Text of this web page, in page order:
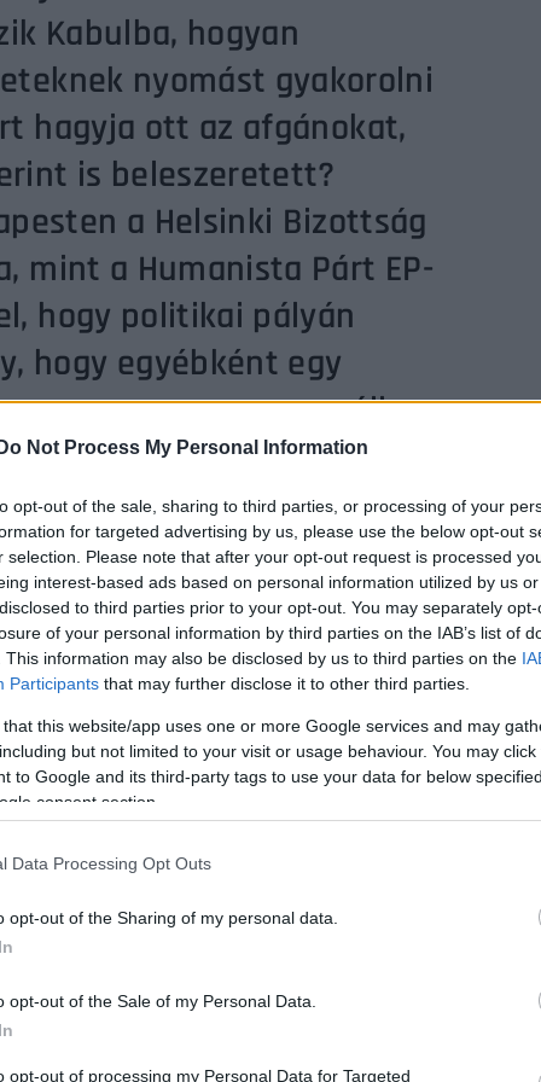
Do Not Process My Personal Information
opt-out of the sale, sharing to third parties, or processing of your
for targeted advertising by us, please use the below opt-out
selection. Please note that after your opt-out request is processed
interest-based ads based on personal information utilized by us
to third parties prior to your opt-out. You may separately
of your personal information by third parties on the IAB’s list of
This information may also be disclosed by us to third parties on the
Participants that may further disclose it to other third parties.
that this website/app uses one or more Google services and may
but not limited to your visit or usage behaviour. You may
to Google and its third-party tags to use your data for below
consent section.
Data Processing Opt Outs
opt-out of the Sharing of my personal data.
opt-out of the Sale of my Personal Data.
opt-out of processing my Personal Data for Targeted
Kabulba, hogyan
nyomást gyakorolni
hagyja ott az afgánokat,
is beleszeretett?
a Helsinki Bizottság
mint a Humanista Párt EP-
hogy politikai pályán
hogy egyébként egy
ez nagyon messze áll
lesz önálló politikai
férjét? Kicsoda
politikusnő életrajzában
a választ.
honlapján, rengeteg kérdés fogalmazódott
a Szegedi Tudományegyetem kommunikáció
jogi karán találta magát.
és amerikai lapoknak, illetve hírügynökségeknek
és politikai eseményeiről.
Ezután egy laza
tartozó kutatóprogramnál kutatásvezetőként
fegyvereskonfliktus-megelőzési stratégiákról,
kutatásokat,
három hónapot töltött Pakisztánban, ahol afgán
Egyetemen vezetett kutatástaz afgán konfliktus
Az amerikai bombázások befejeztével Kabulba
az afgán kormány felállításában (!),
ahol egy országos emberi jogi felmérést
ország biztonsági helyzetének
a